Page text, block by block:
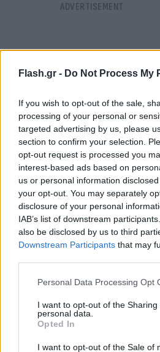
Flash.gr - Do Not Process My
If you wish to opt-out of the sale,
processing of your personal or
targeted advertising by us, please
section to confirm your selection.
opt-out request is processed you
interest-based ads based on
us or personal information
your opt-out. You may separately
disclosure of your personal
IAB’s list of downstream
also be disclosed by us to third
Downstream Participants that may
Please note that this website/app
not limited to your visit or usage
grant or deny consent to Google
use your data for below specified
consent section.
Personal Data Processing Opt
I want to opt-out of the Sharing
personal data.
Opted In
I want to opt-out of the Sale of
FLASH FOCUS